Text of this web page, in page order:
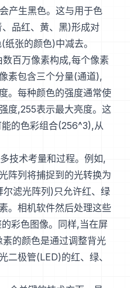
产生黑色。这与用于色
品红、黄、黑)形成对
张的颜色)中减去。
百万像素构成,每个像素
素包含三个分量(通道),
。每种颜色的强度通常使
度,255表示最大亮度。这
的色彩组合(256^3),从
技术考量和过程。例如,
阵列将捕捉到的光转换为
滤光阵列)只允许红、绿
。相机软件然后处理这些
彩色图像。同样,当在屏
的颜色是通过调整背光
二极管(LED)的红、绿、